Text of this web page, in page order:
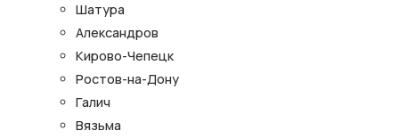
Шатура
Александров
Кирово-Чепецк
Ростов-на-Дону
Галич
Вязьма